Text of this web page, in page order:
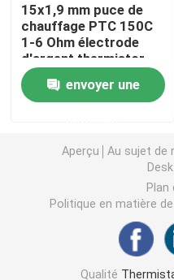
Thermistors NTC
Thermistance de SMD
Capteur de
Varistance CMS
15x1,9 mm puce de
chauffage PTC 150C
1-6 Ohm électrode
d'argent thermistor
envoyer une
Aperçu Au sujet de
Plan
Politique en matière
Qualité